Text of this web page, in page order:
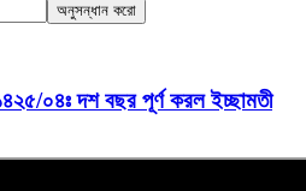
অনুসন্ধান করো
০৪ঃ দশ বছর পূর্ণ করল ইচ্ছামতী